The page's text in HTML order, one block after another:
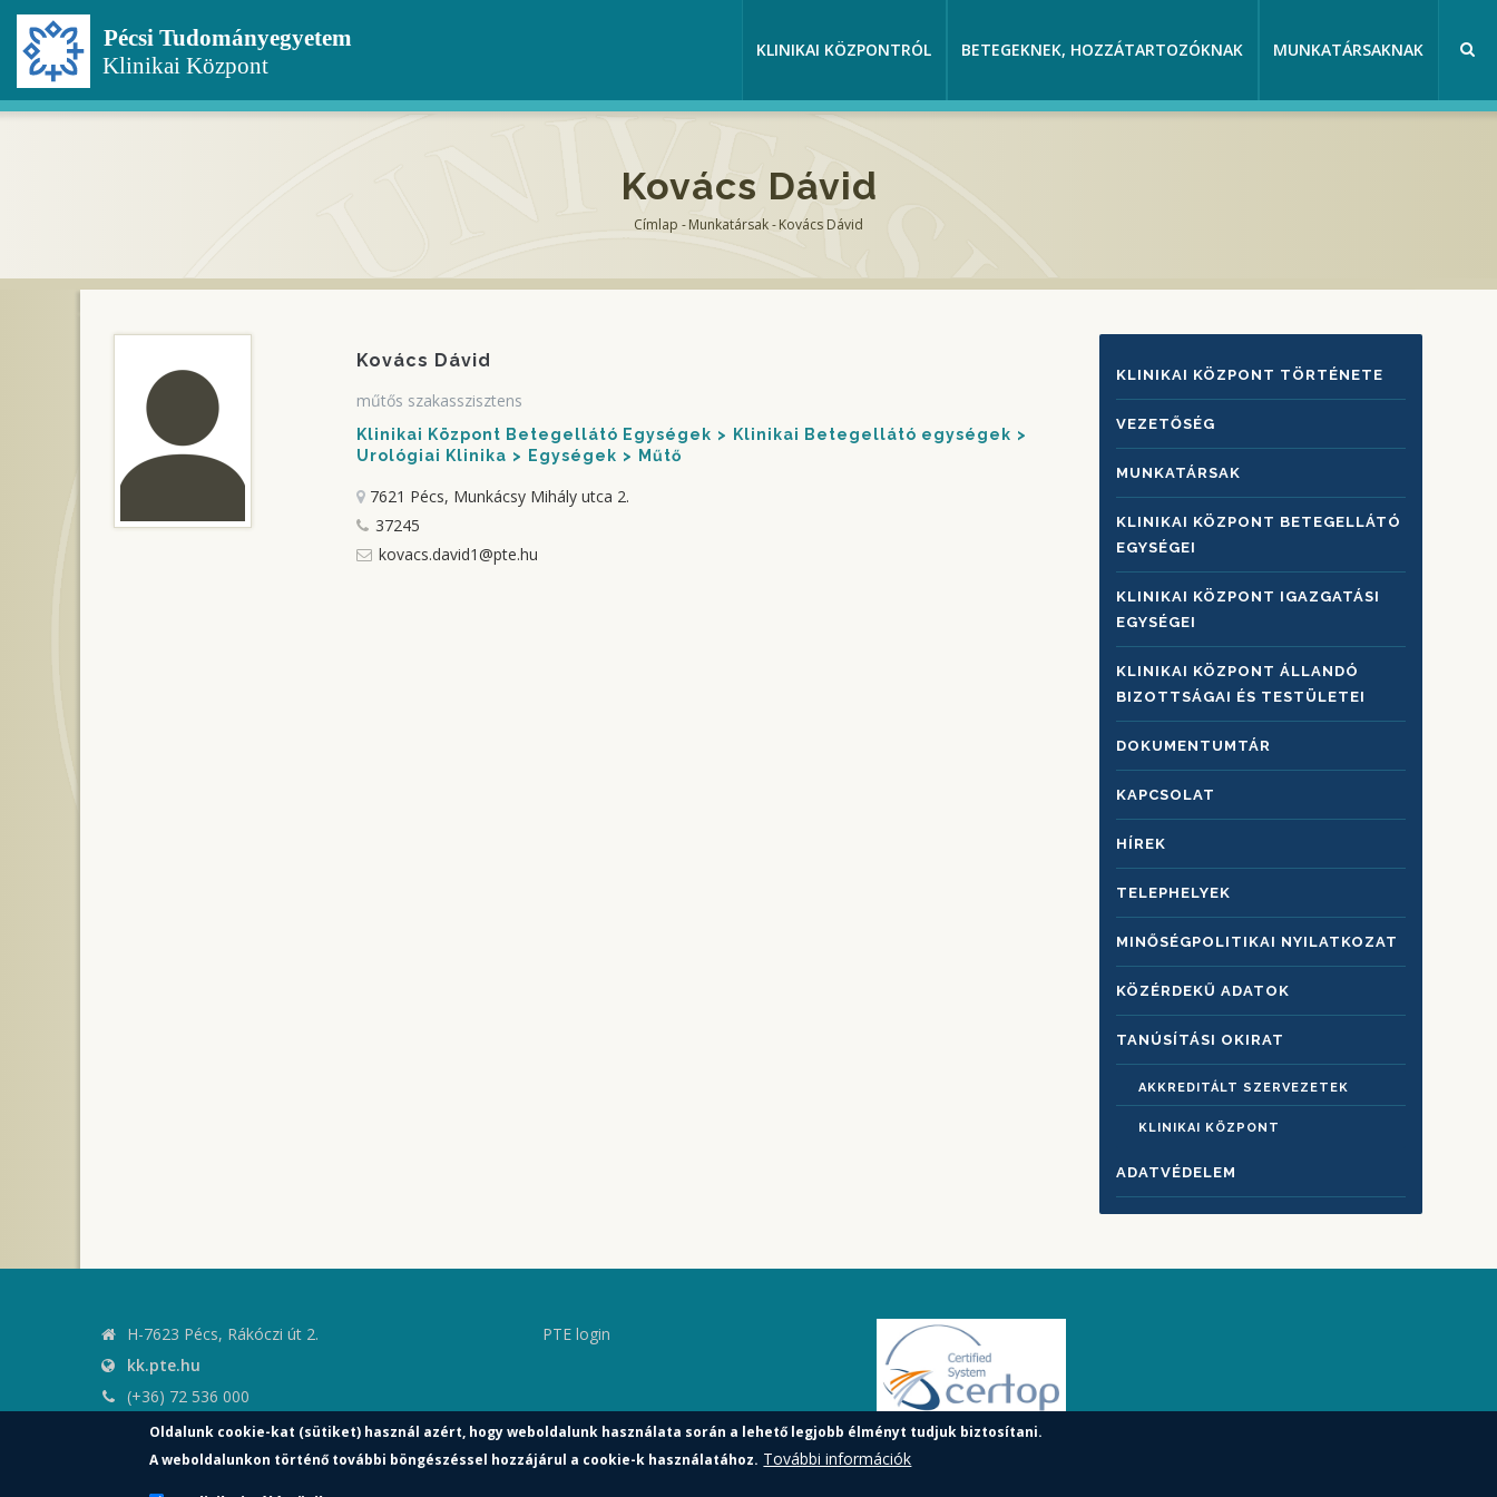
Ugrás
tartalomra
KLINIKAI KÖZPONTRÓL BETEGEKNEK, HOZZÁTARTOZÓKNAK MUNKATÁRSAKNAK
Kovács Dávid
Címlap -Munkatársak-Kovács Dávid
Kovács Dávid
műtős szakasszisztens
Klinikai Központ Betegellátó Egységek
Klinikai Betegellátó egységek
Urológiai Klinika
Egységek Műtő
7621 Pécs, Munkácsy Mihály utca 2.
37245
kovacs.david1@pte.hu
KLINIKAI
KÖZPONTRÓL
KLINIKAI KÖZPONT TÖRTÉNETE
VEZETŐSÉG
MUNKATÁRSAK
KLINIKAI KÖZPONT BETEGELLÁTÓ
EGYSÉGEI
KLINIKAI KÖZPONT IGAZGATÁSI
EGYSÉGEI
KLINIKAI KÖZPONT ÁLLANDÓ
BIZOTTSÁGAI ÉS TESTÜLETEI
DOKUMENTUMTÁR
KAPCSOLAT
HÍREK
TELEPHELYEK
MINŐSÉGPOLITIKAI NYILATKOZAT
KÖZÉRDEKŰ ADATOK
TANÚSÍTÁSI OKIRAT
AKKREDITÁLT SZERVEZETEK
KLINIKAI KÖZPONT
ADATVÉDELEM
H-7623 Pécs, Rákóczi út 2.
kk.pte.hu
(+36) 72 536 000
kk.elnoki.hivatal@pte.hu
pte.hu
PTE login
Oldalunk cookie-kat (sütiket) használ azért, hogy weboldalunk használata során a lehető legjobb élményt tudjuk biztosítani.
A weboldalunkon történő további böngészéssel hozzájárul a cookie-k használatához. További információk